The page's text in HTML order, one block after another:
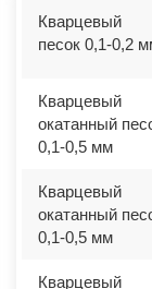
Кварцевый
песок 0,1-0,2
Кварцевый
окатанный
0,1-0,5 мм
Кварцевый
окатанный
0,1-0,5 мм
Кварцевый